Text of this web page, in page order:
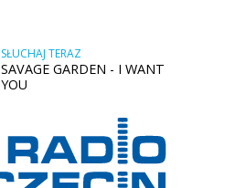
SŁUCHAJ TERAZ
SAVAGE GARDEN - I WANT
YOU